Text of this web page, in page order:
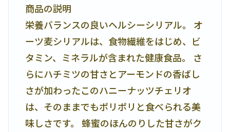
商品の説明
栄養バランスの良いヘルシーシリアル。 オ
ーツ麦シリアルは、食物繊維をはじめ、ビ
タミン、ミネラルが含まれた健康食品。 さ
らにハチミツの甘さとアーモンドの香ばし
さが加わったこのハニーナッツチェリオ
は、そのままでもポリポリと食べられる美
味しさです。 蜂蜜のほんのりした甘さがク